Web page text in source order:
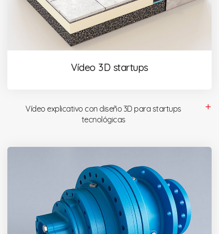
Vídeo 3D startups
Vídeo explicativo con diseño 3D para startups
tecnológicas